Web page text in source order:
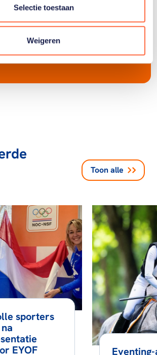
Selectie toestaan
Weigeren
TeamNL.orgvind je onder
TeamNL.
Toon alle
sporters
EYOF